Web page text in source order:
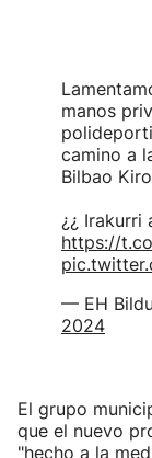
manos
camino a
Bilbao
¿¿ Irakurri
https://
— EH
2024
El grupo
que el nuevo
"hecho a la